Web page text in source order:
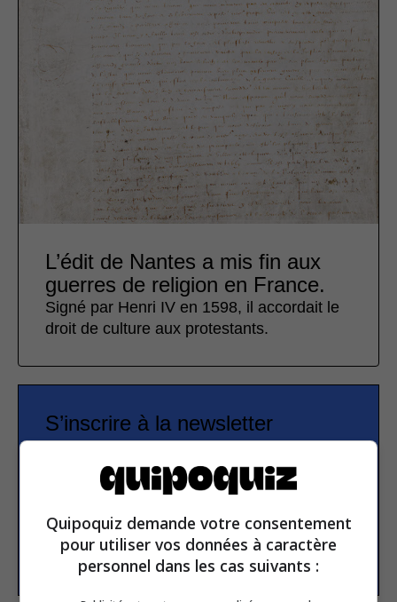
L’édit de Nantes a mis fin aux
guerres de religion en France.
Signé par Henri IV en 1598, il accordait le
droit de culture aux protestants.
S’inscrire à la newsletter
E-mail
S’INSCRIRE
Quipoquiz demande votre consentement
pour utiliser vos données à caractère
personnel dans les cas suivants :